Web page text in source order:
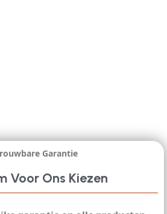
Garantie
Voor Ons Kiezen